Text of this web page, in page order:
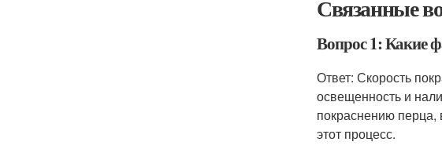
Связанные
Вопрос 1: Какие
Ответ: Скорость
освещенность и
покраснению перца,
этот процесс.